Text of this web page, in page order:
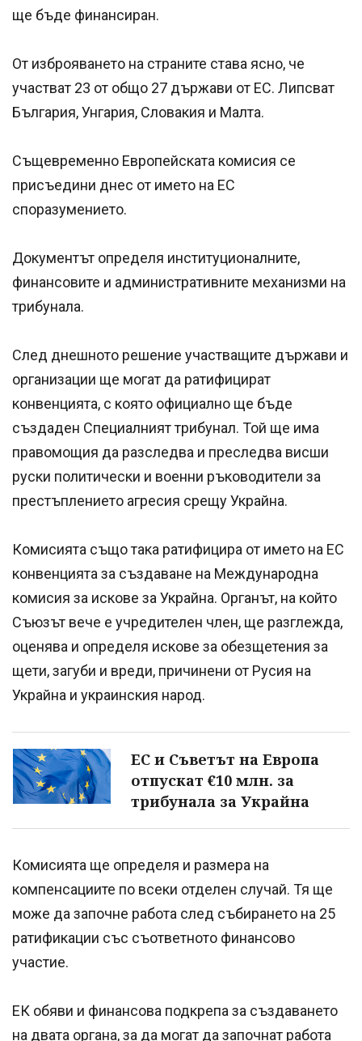
ще бъде финансиран.
От изброяването на страните става ясно, че
участват 23 от общо 27 държави от ЕС. Липсват
България, Унгария, Словакия и Малта.
Същевременно Европейската комисия се
присъедини днес от името на ЕС
споразумението.
Документът определя институционалните,
финансовите и административните механизми на
трибунала.
След днешното решение участващите държави и
организации ще могат да ратифицират
конвенцията, с която официално ще бъде
създаден Специалният трибунал. Той ще има
правомощия да разследва и преследва висши
руски политически и военни ръководители за
престъплението агресия срещу Украйна.
Комисията също така ратифицира от името на ЕС
конвенцията за създаване на Международна
комисия за искове за Украйна. Органът, на който
Съюзът вече е учредителен член, ще разглежда,
оценява и определя искове за обезщетения за
щети, загуби и вреди, причинени от Русия на
Украйна и украинския народ.
ЕС и Съветът на Европа
отпускат €10 млн. за
трибунала за Украйна
Комисията ще определя и размера на
компенсациите по всеки отделен случай. Тя ще
може да започне работа след събирането на 25
ратификации със съответното финансово
участие.
ЕК обяви и финансова подкрепа за създаването
на двата органа, за да могат да започнат работа